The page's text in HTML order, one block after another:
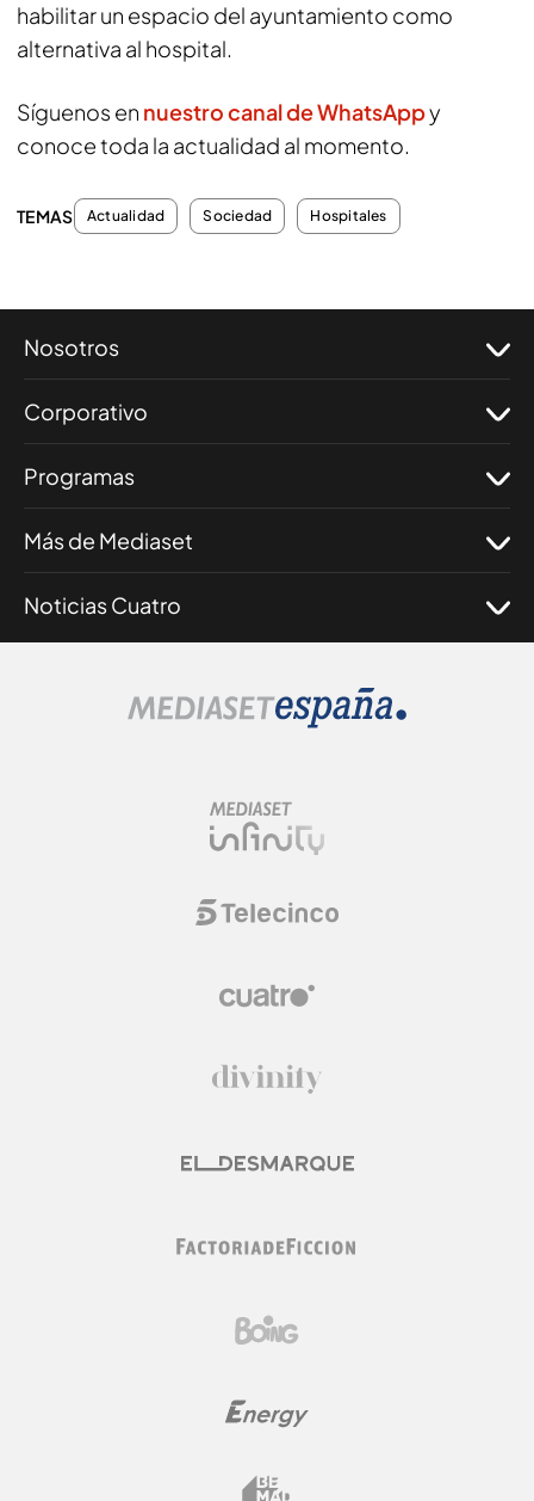
habilitar un espacio del ayuntamiento como
alternativa al hospital.
Síguenos en nuestro canal de WhatsAppy
conoce toda la actualidad al momento.
TEMAS Actualidad Sociedad Hospitales
Nosotros
Corporativo
Programas
Más de Mediaset
Noticias Cuatro